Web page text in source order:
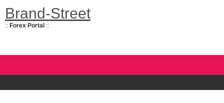
Brand-Street
:: Forex Portal ::